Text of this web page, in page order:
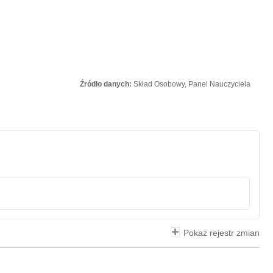
Źródło danych: Skład Osobowy, Panel Nauczyciela
Pokaż rejestr zmian